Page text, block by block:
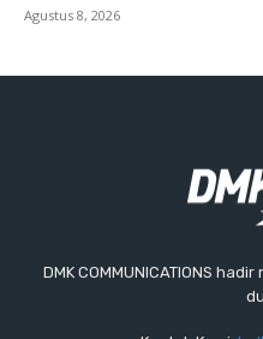
Agustus 8, 2026
DMK COMMUNICATIONS